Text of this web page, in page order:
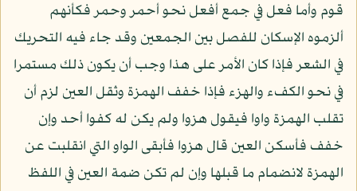
قوم وأما فعل في جمع أفعل نحو أحمر وحمر فكأنهم
ألزموه الإسكان للفصل بين الجمعين وقد جاء فيه التحريك
في الشعر فإذا كان الأمر على هذا وجب أن يكون ذلك مستمرا
في نحو الكفء والهزء فإذا خفف الهمزة وثقل العين لزم أن
تقلب الهمزة واوا فيقول هزوا ولم يكن له كفوا أحد وإن
خفف فأسكن العين قال هزوا فأبقى الواو التي انقلبت عن
الهمزة لانضمام ما قبلها وإن لم تكن ضمة العين في اللفظ